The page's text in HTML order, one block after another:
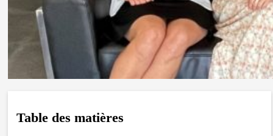
Table des matières